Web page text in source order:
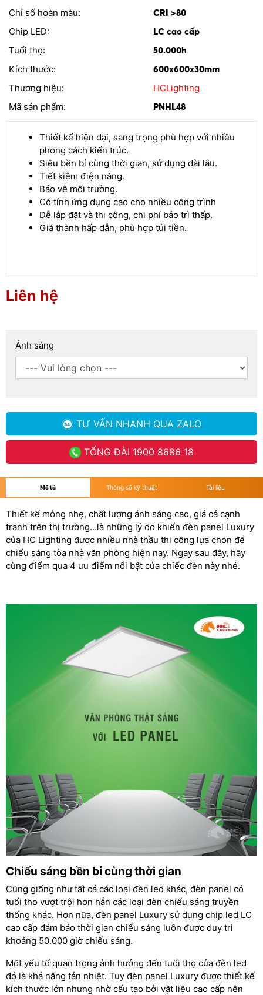
Chỉ số hoàn màu:
CRI >80
Chip LED:
LC cao cấp
Tuổi thọ:
50.000h
Kích thước:
600x600x30mm
Thương hiệu:
HCLighting
Mã sản phẩm:
PNHL48
Thiết kế hiện đại, sang trọng phù hợp với nhiều
phong cách kiến trúc.
Siêu bền bỉ cùng thời gian, sử dụng dài lâu.
Tiết kiệm điện năng.
Bảo vệ môi trường.
Có tính ứng dụng cao cho nhiều công trình
Dễ lắp đặt và thi công, chi phí bảo trì thấp.
Giá thành hấp dẫn, phù hợp túi tiền.
Liên hệ
Ánh sáng
TƯ VẤN NHANH QUA ZALO
TỔNG ĐÀI 1900 8686 18
Mô tả Thông số kỹ thuật Tài liệu
Thiết kế mỏng nhẹ, chất lượng ánh sáng cao, giá cả cạnh
tranh trên thị trường…là những lý do khiến đèn panel Luxury
của HC Lighting được nhiều nhà thầu thi công lựa chọn để
chiếu sáng tòa nhà văn phòng hiện nay. Ngay sau đây, hãy
cùng điểm qua 4 ưu điểm nổi bật của chiếc đèn này nhé.
Chiếu sáng bền bỉ cùng thời gian
Cũng giống như tất cả các loại đèn led khác, đèn panel có
tuổi thọ vượt trội hơn hẳn các loại đèn chiếu sáng truyền
thống khác. Hơn nữa, đèn panel Luxury sử dụng chip led LC
cao cấp đảm bảo thời gian chiếu sáng luôn được duy trì
khoảng 50.000 giờ chiếu sáng.
Một yếu tố quan trọng ảnh hưởng đến tuổi thọ của đèn led
đó là khả năng tản nhiệt. Tuy đèn panel Luxury được thiết kế
kích thước lớn nhưng nhờ cấu tạo bởi vật liệu cao cấp nên